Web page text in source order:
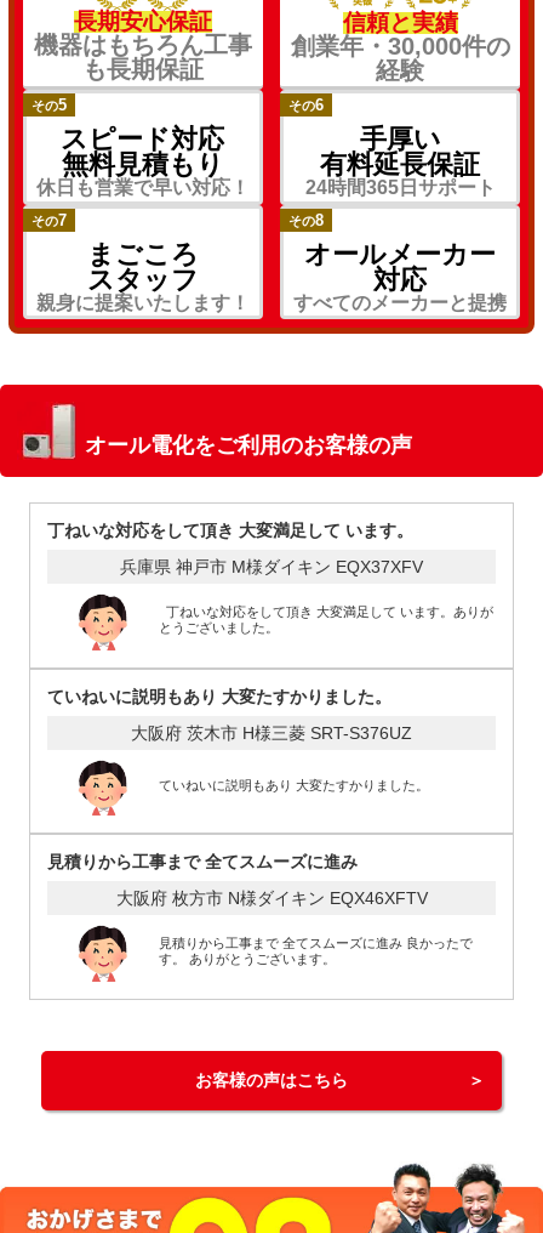
長期安心保証
機器はもちろん工事
も長期保証
信頼と実績
創業年・30,000件の
経験
その5
スピード対応
無料見積もり
休日も営業で早い対応！
その6
手厚い
有料延長保証
24時間365日サポート
その7
まごころ
スタッフ
親身に提案いたします！
その8
オールメーカー
対応
すべてのメーカーと提携
オール電化をご利用のお客様の声
丁ねいな対応をして頂き 大変満足して います。
兵庫県 神戸市 M様ダイキン EQX37XFV
丁ねいな対応をして頂き 大変満足して います。ありが
とうございました。
ていねいに説明もあり 大変たすかりました。
大阪府 茨木市 H様三菱 SRT-S376UZ
ていねいに説明もあり 大変たすかりました。
見積りから工事まで 全てスムーズに進み
大阪府 枚方市 N様ダイキン EQX46XFTV
見積りから工事まで 全てスムーズに進み 良かったで
す。 ありがとうございます。
お客様の声はこちら